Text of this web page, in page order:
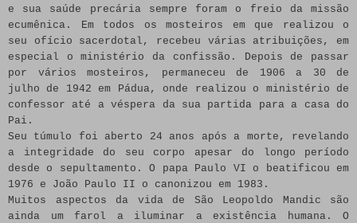
e sua saúde precária sempre foram o freio da missão
ecumênica. Em todos os mosteiros em que realizou o
seu ofício sacerdotal, recebeu várias atribuições, em
especial o ministério da confissão. Depois de passar
por vários mosteiros, permaneceu de 1906 a 30 de
julho de 1942 em Pádua, onde realizou o ministério de
confessor até a véspera da sua partida para a casa do
Pai.
Seu túmulo foi aberto 24 anos após a morte, revelando
a integridade do seu corpo apesar do longo período
desde o sepultamento. O papa Paulo VI o beatificou em
1976 e João Paulo II o canonizou em 1983.
Muitos aspectos da vida de São Leopoldo Mandic são
ainda um farol a iluminar a existência humana. O